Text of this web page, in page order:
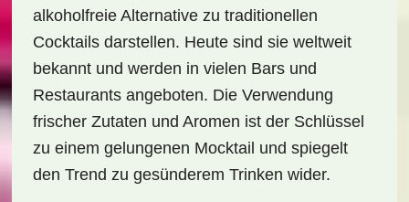
alkoholfreie Alternative zu traditionellen
Cocktails darstellen. Heute sind sie weltweit
bekannt und werden in vielen Bars und
Restaurants angeboten. Die Verwendung
frischer Zutaten und Aromen ist der Schlüssel
zu einem gelungenen Mocktail und spiegelt
den Trend zu gesünderem Trinken wider.